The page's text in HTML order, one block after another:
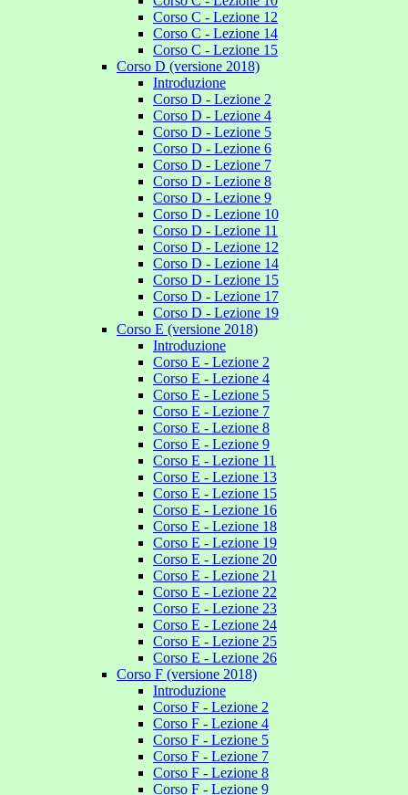
Corso C - Lezione 12
Corso C - Lezione 14
Corso C - Lezione 15
Corso D (versione 2018)
Introduzione
Corso D - Lezione 2
Corso D - Lezione 4
Corso D - Lezione 5
Corso D - Lezione 6
Corso D - Lezione 7
Corso D - Lezione 8
Corso D - Lezione 9
Corso D - Lezione 10
Corso D - Lezione 11
Corso D - Lezione 12
Corso D - Lezione 14
Corso D - Lezione 15
Corso D - Lezione 17
Corso D - Lezione 19
Corso E (versione 2018)
Introduzione
Corso E - Lezione 2
Corso E - Lezione 4
Corso E - Lezione 5
Corso E - Lezione 7
Corso E - Lezione 8
Corso E - Lezione 9
Corso E - Lezione 11
Corso E - Lezione 13
Corso E - Lezione 15
Corso E - Lezione 16
Corso E - Lezione 18
Corso E - Lezione 19
Corso E - Lezione 20
Corso E - Lezione 21
Corso E - Lezione 22
Corso E - Lezione 23
Corso E - Lezione 24
Corso E - Lezione 25
Corso E - Lezione 26
Corso F (versione 2018)
Introduzione
Corso F - Lezione 2
Corso F - Lezione 4
Corso F - Lezione 5
Corso F - Lezione 7
Corso F - Lezione 8
Corso F - Lezione 9